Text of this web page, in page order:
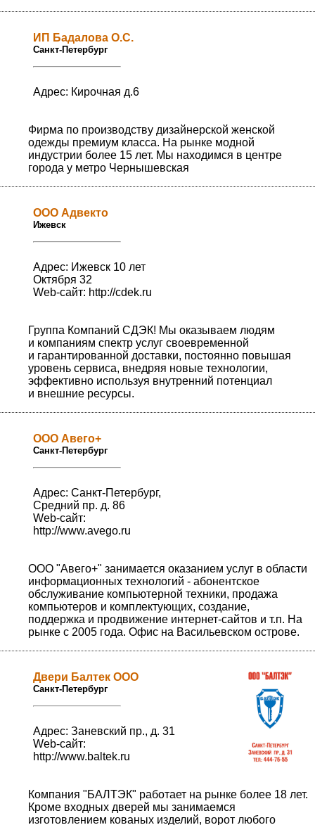
ИП Бадалова О.С.
Санкт-Петербург
Адрес: Кирочная д.6
Фирма по производству дизайнерской женской
одежды премиум класса. На рынке модной
индустрии более 15 лет. Мы находимся в центре
города у метро Чернышевская
ООО Адвекто
Ижевск
Адрес: Ижевск 10 лет
Октября 32
Web-сайт: http://cdek.ru
Группа Компаний СДЭК! Мы оказываем людям
и компаниям спектр услуг своевременной
и гарантированной доставки, постоянно повышая
уровень сервиса, внедряя новые технологии,
эффективно используя внутренний потенциал
и внешние ресурсы.
ООО Авего+
Санкт-Петербург
Адрес: Санкт-Петербург,
Средний пр. д. 86
Web-сайт:
http://www.avego.ru
ООО "Авего+" занимается оказанием услуг в области
информационных технологий - абонентское
обслуживание компьютерной техники, продажа
компьютеров и комплектующих, создание,
поддержка и продвижение интернет-сайтов и т.п. На
рынке с 2005 года. Офис на Васильевском острове.
Двери Балтек ООО
Санкт-Петербург
Адрес: Заневский пр., д. 31
Web-сайт:
http://www.baltek.ru
Компания "БАЛТЭК" работает на рынке более 18 лет.
Кроме входных дверей мы занимаемся
изготовлением кованых изделий, ворот любого